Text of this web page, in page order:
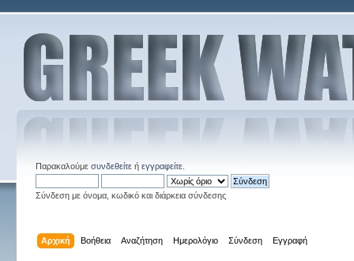
Παρακαλούμε συνδεθείτεή εγγραφείτε.
Σύνδεση με όνομα, κωδικό και διάρκεια σύνδεσης
Αρχική Βοήθεια Αναζήτηση Ημερολόγιο Σύνδεση Εγγραφή